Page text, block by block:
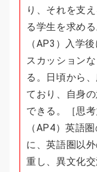
り、それを支
る学生を求め
（AP3）入学
スカッション
る。日頃から
ており、自身
できる。［思
（AP4）英語
に、英語圏以
重し、異文化